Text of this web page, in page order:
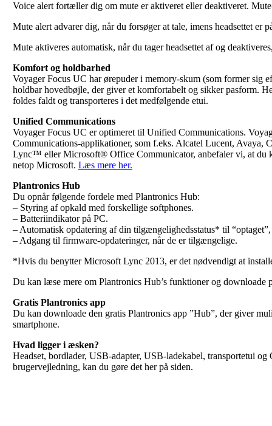
Voice alert fortæller dig om mute er aktiveret eller deaktiveret.
Mute alert advarer dig, når du forsøger at tale, imens headsettet er
Mute aktiveres automatisk, når du tager headsettet af og
Komfort og holdbarhed
Voyager Focus UC har ørepuder i memory-skum (som former sig
holdbar hovedbøjle, der giver et komfortabelt og sikker pasform.
foldes faldt og transporteres i det medfølgende etui.
Unified Communications
Voyager Focus UC er optimeret til Unified Communications.
Communications-applikationer, som f.eks. Alcatel Lucent,
Lync™ eller Microsoft® Office Communicator, anbefaler vi, at du
netop Microsoft. Læs mere her.
Plantronics Hub
Du opnår følgende fordele med Plantronics Hub:
– Styring af opkald med forskellige softphones.
– Batteriindikator på PC.
– Automatisk opdatering af din tilgængelighedsstatus* til
– Adgang til firmware-opdateringer, når de er tilgængelige.
*Hvis du benytter Microsoft Lync 2013, er det nødvendigt at
Du kan læse mere om Plantronics Hub’s funktioner og downloade
Gratis Plantronics app
Du kan downloade den gratis Plantronics app ”Hub”, der giver
smartphone.
Hvad ligger i æsken?
Headset, bordlader, USB-adapter, USB-ladekabel, transportetui
brugervejledning, kan du gøre det her på siden.